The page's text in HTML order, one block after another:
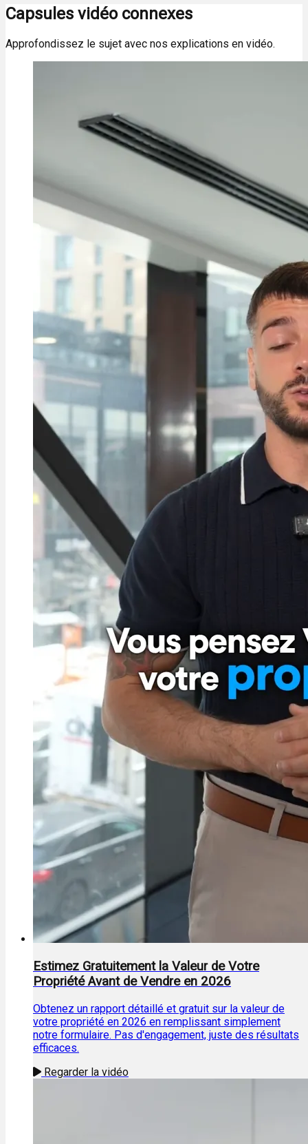
Capsules vidéo connexes
Approfondissez le sujet avec nos explications en vidéo.
Estimez Gratuitement la Valeur de Votre
Propriété Avant de Vendre en 2026
Obtenez un rapport détaillé et gratuit sur la valeur de
votre propriété en 2026 en remplissant simplement
notre formulaire. Pas d'engagement, juste des résultats
efficaces.
Regarder la vidéo